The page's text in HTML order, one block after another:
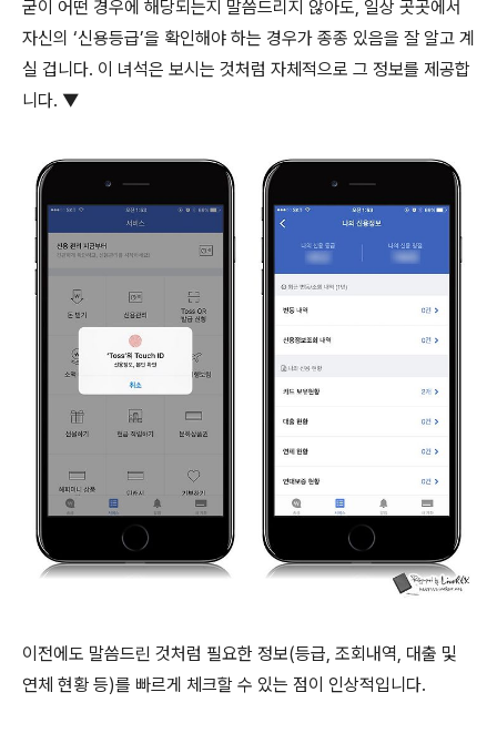
굳이 어떤 경우에 해당되는지 말씀드리지 않아도, 일상 곳곳에서
자신의 ‘신용등급’을 확인해야 하는 경우가 종종 있음을 잘 알고 계
실 겁니다. 이 녀석은 보시는 것처럼 자체적으로 그 정보를 제공합
니다. ▼
이전에도 말씀드린 것처럼 필요한 정보(등급, 조회내역, 대출 및
연체 현황 등)를 빠르게 체크할 수 있는 점이 인상적입니다.